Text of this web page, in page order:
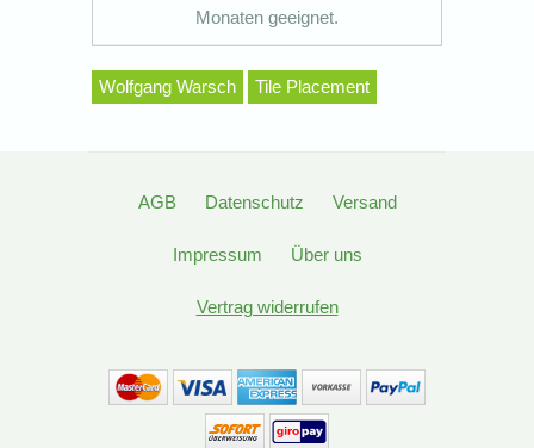
Monaten geeignet.
Wolfgang Warsch Tile Placement
AGB Datenschutz Versand
Impressum Über uns
Vertrag widerrufen